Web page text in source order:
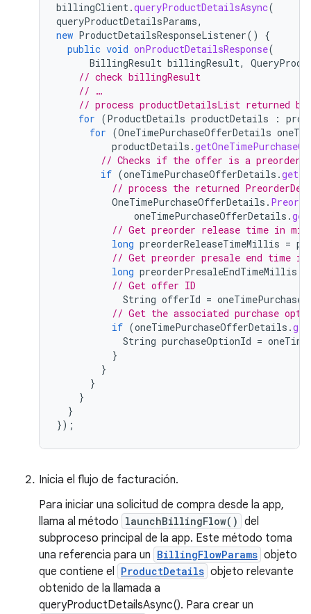
billingClient.queryProductDetailsAsync(
queryProductDetailsParams,
new ProductDetailsResponseListener()
{
public void onProductDetailsResponse(
BillingResult billingResult,
// check billingResult
// …
// process productDetailsList returned by
for (ProductDetails productDetails :
for (OneTimePurchaseOfferDetails
productDetails .
// Checks if the offer is a preorder
if (oneTimePurchaseOfferDetails .
// process the returned
OneTimePurchaseOfferDetails .
oneTimePurchaseOfferDetails .
// Get preorder release time in
long preorderReleaseTimeMillis =
// Get preorder presale end time
long preorderPresaleEndTimeMillis
// Get offer ID
String offerId =
// Get the associated purchase
if (oneTimePurchaseOfferDetails .
String purchaseOptionId =
}
}
}
}
}
});
Inicia el flujo de facturación.
Para iniciar una solicitud de compra desde la app,
llama al método launchBillingFlow() del
subproceso principal de la app. Este método toma
una referencia para un BillingFlowParams objeto
que contiene el ProductDetails objeto relevante
obtenido de la llamada a
queryProductDetailsAsync(). Para crear un